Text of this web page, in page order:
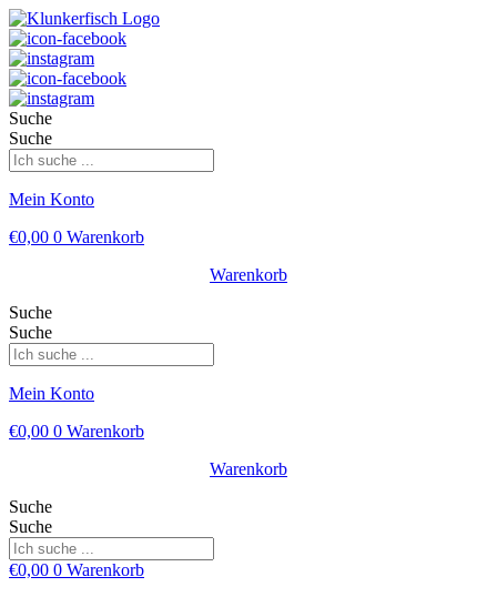
Suche
Suche
Mein Konto
€0,00 0 Warenkorb
Warenkorb
Suche
Suche
Mein Konto
€0,00 0 Warenkorb
Warenkorb
Suche
Suche
€0,00 0 Warenkorb